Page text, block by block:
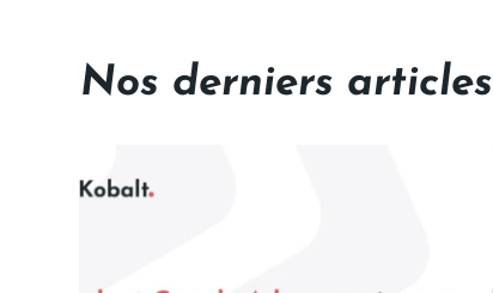
Nos derniers articles